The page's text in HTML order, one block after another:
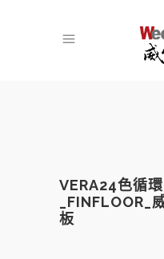
VERA24色循
_FINFLOOR_
板